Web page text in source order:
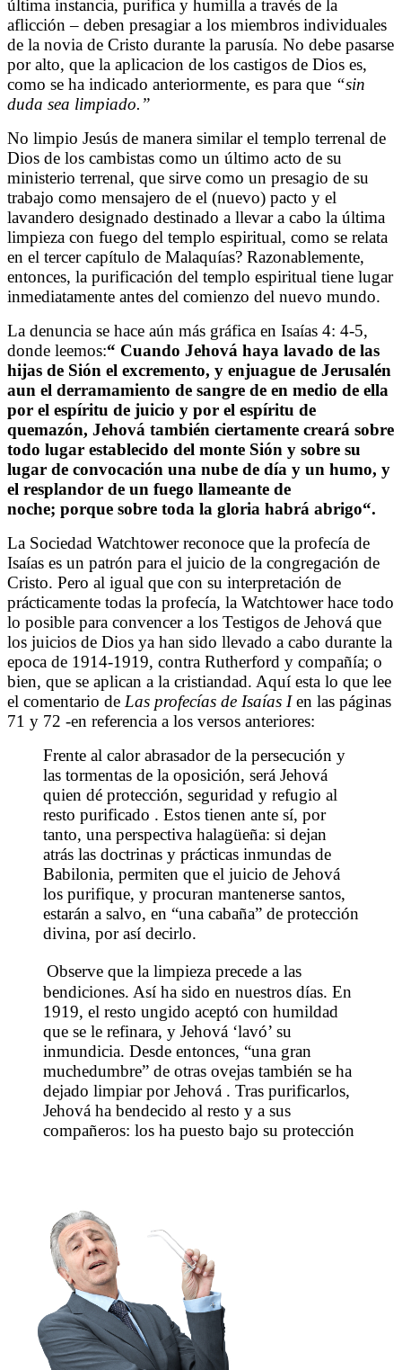
última instancia, purifica y humilla a través de la
aflicción – deben presagiar a los miembros individuales
de la novia de Cristo durante la parusía. No debe pasarse
por alto, que la aplicacion de los castigos de Dios es,
como se ha indicado anteriormente, es para que “sin
duda sea limpiado.”
No limpio Jesús de manera similar el templo terrenal de
Dios de los cambistas como un último acto de su
ministerio terrenal, que sirve como un presagio de su
trabajo como mensajero de el (nuevo) pacto y el
lavandero designado destinado a llevar a cabo la última
limpieza con fuego del templo espiritual, como se relata
en el tercer capítulo de Malaquías? Razonablemente,
entonces, la purificación del templo espiritual tiene lugar
inmediatamente antes del comienzo del nuevo mundo.
La denuncia se hace aún más gráfica en Isaías 4: 4-5,
donde leemos:“ Cuando Jehová haya lavado de las
hijas de Sión el excremento, y enjuague de Jerusalén
aun el derramamiento de sangre de en medio de ella
por el espíritu de juicio y por el espíritu de
quemazón, Jehová también ciertamente creará sobre
todo lugar establecido del monte Sión y sobre su
lugar de convocación una nube de día y un humo, y
el resplandor de un fuego llameante de
noche; porque sobre toda la gloria habrá abrigo“.
La Sociedad Watchtower reconoce que la profecía de
Isaías es un patrón para el juicio de la congregación de
Cristo. Pero al igual que con su interpretación de
prácticamente todas la profecía, la Watchtower hace todo
lo posible para convencer a los Testigos de Jehová que
los juicios de Dios ya han sido llevado a cabo durante la
epoca de 1914-1919, contra Rutherford y compañía; o
bien, que se aplican a la cristiandad. Aquí esta lo que lee
el comentario de Las profecías de Isaías Ien las páginas
71 y 72 -en referencia a los versos anteriores:
Frente al calor abrasador de la persecución y
las tormentas de la oposición, será Jehová
quien dé protección, seguridad y refugio al
resto purificado . Estos tienen ante sí, por
tanto, una perspectiva halagüeña: si dejan
atrás las doctrinas y prácticas inmundas de
Babilonia, permiten que el juicio de Jehová
los purifique, y procuran mantenerse santos,
estarán a salvo, en “una cabaña” de protección
divina, por así decirlo.
Observe que la limpieza precede a las
bendiciones. Así ha sido en nuestros días. En
1919, el resto ungido aceptó con humildad
que se le refinara, y Jehová ‘lavó’ su
inmundicia. Desde entonces, “una gran
muchedumbre” de otras ovejas también se ha
dejado limpiar por Jehová . Tras purificarlos,
Jehová ha bendecido al resto y a sus
compañeros: los ha puesto bajo su protección